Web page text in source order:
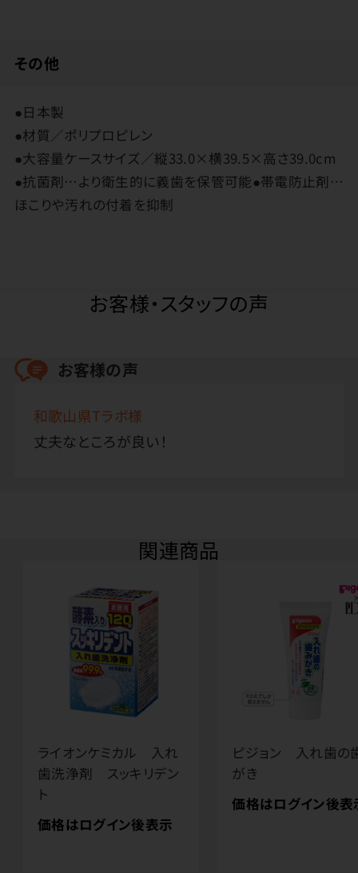
その他
●日本製
●材質／ポリプロピレン
●大容量ケースサイズ／縦33.0×横39.5×高さ39.0cm
●抗菌剤…より衛生的に義歯を保管可能●帯電防止剤…
ほこりや汚れの付着を抑制
お客様・スタッフの声
お客様の声
和歌山県Tラボ様
丈夫なところが良い！
関連商品
ライオンケミカル 入れ
歯洗浄剤 スッキリデン
ト
価格はログイン後表示
ピジョン 入れ歯の
がき
価格はログイン後表